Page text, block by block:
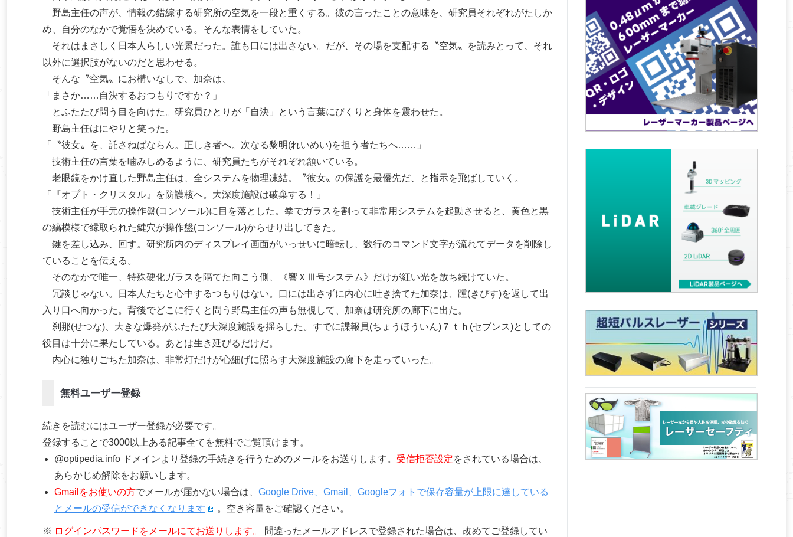
野島主任の声が、情報の錯綜する研究所の空気を一段と重くする。彼の言ったことの意味を、研究員それぞれがたしか
め、自分のなかで覚悟を決めている。そんな表情をしていた。
それはまさしく日本人らしい光景だった。誰も口には出さない。だが、その場を支配する〝空気〟を読みとって、それ
以外に選択肢がないのだと思わせる。
そんな〝空気〟にお構いなしで、加奈は、
「まさか……自決するおつもりですか？」
とふたたび問う目を向けた。研究員ひとりが「自決」という言葉にびくりと身体を震わせた。
野島主任はにやりと笑った。
「〝彼女〟を、託さねばならん。正しき者へ。次なる黎明(れいめい)を担う者たちへ……」
技術主任の言葉を噛みしめるように、研究員たちがそれぞれ頷いている。
老眼鏡をかけ直した野島主任は、全システムを物理凍結。〝彼女〟の保護を最優先だ、と指示を飛ばしていく。
「『オプト・クリスタル』を防護核へ。大深度施設は破棄する！」
技術主任が手元の操作盤(コンソール)に目を落とした。拳でガラスを割って非常用システムを起動させると、黄色と黒
の縞模様で縁取られた鍵穴が操作盤(コンソール)からせり出してきた。
鍵を差し込み、回す。研究所内のディスプレイ画面がいっせいに暗転し、数行のコマンド文字が流れてデータを削除し
ていることを伝える。
そのなかで唯一、特殊硬化ガラスを隔てた向こう側、《響ＸⅢ号システム》だけが紅い光を放ち続けていた。
冗談じゃない。日本人たちと心中するつもりはない。口には出さずに内心に吐き捨てた加奈は、踵(きびす)を返して出
入り口へ向かった。背後でどこに行くと問う野島主任の声も無視して、加奈は研究所の廊下に出た。
刹那(せつな)、大きな爆発がふたたび大深度施設を揺らした。すでに諜報員(ちょうほういん)７ｔｈ(セブンス)としての
役目は十分に果たしている。あとは生き延びるだけだ。
内心に独りごちた加奈は、非常灯だけが心細げに照らす大深度施設の廊下を走っていった。
無料ユーザー登録
続きを読むにはユーザー登録が必要です。
登録することで3000以上ある記事全てを無料でご覧頂けます。
@optipedia.info ドメインより登録の手続きを行うためのメールをお送りします。 受信拒否設定をされている場合は、
あらかじめ解除をお願いします。
Gmailをお使いの方でメールが届かない場合は、 Google Drive、Gmail、Googleフォトで保存容量が上限に達している
とメールの受信ができなくなります
。空き容量をご確認ください。
※ ログインパスワードをメールにてお送りします。 間違ったメールアドレスで登録された場合は、改めてご登録してい